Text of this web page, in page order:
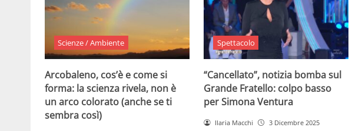
Scienze / Ambiente
Arcobaleno, cos’è e come si
forma: la scienza rivela, non è
un arco colorato (anche se ti
sembra così)
Spettacolo
“Cancellato”, notizia bomba sul
Grande Fratello: colpo basso
per Simona Ventura
Ilaria Macchi 3 Dicembre 2025